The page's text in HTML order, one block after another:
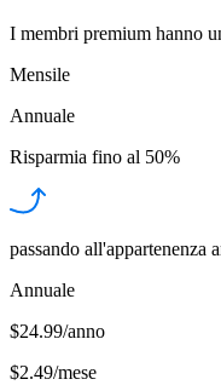
I membri premium hanno
Mensile
Annuale
Risparmia fino al 50%
passando all'appartenenza
Annuale
$24.99/anno
$2.49/mese